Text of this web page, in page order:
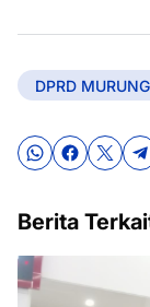
DPRD
Berita